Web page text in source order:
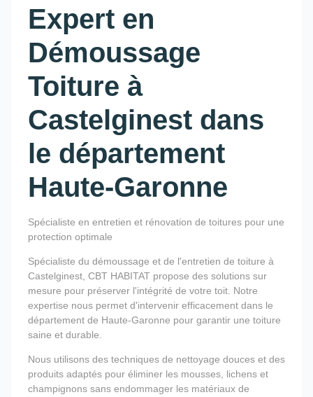
Expert en
Démoussage
Toiture à
Castelginest dans
le département
Haute-Garonne
Spécialiste en entretien et rénovation de toitures pour une
protection optimale
Spécialiste du démoussage et de l'entretien de toiture à
Castelginest, CBT HABITAT propose des solutions sur
mesure pour préserver l'intégrité de votre toit. Notre
expertise nous permet d'intervenir efficacement dans le
département de Haute-Garonne pour garantir une toiture
saine et durable.
Nous utilisons des techniques de nettoyage douces et des
produits adaptés pour éliminer les mousses, lichens et
champignons sans endommager les matériaux de